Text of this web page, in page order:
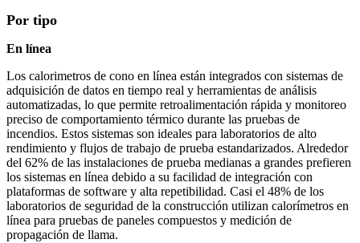
Por tipo
En línea
Los calorimetros de cono en línea están integrados con sistemas de
adquisición de datos en tiempo real y herramientas de análisis
automatizadas, lo que permite retroalimentación rápida y monitoreo
preciso de comportamiento térmico durante las pruebas de
incendios. Estos sistemas son ideales para laboratorios de alto
rendimiento y flujos de trabajo de prueba estandarizados. Alrededor
del 62% de las instalaciones de prueba medianas a grandes prefieren
los sistemas en línea debido a su facilidad de integración con
plataformas de software y alta repetibilidad. Casi el 48% de los
laboratorios de seguridad de la construcción utilizan calorímetros en
línea para pruebas de paneles compuestos y medición de
propagación de llama.